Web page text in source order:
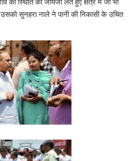
की स्थिति का जायजा लेते हुए क्षेत्र में जो भी
उसको सुनहरा नाले ने पानी की निकासी के उचित